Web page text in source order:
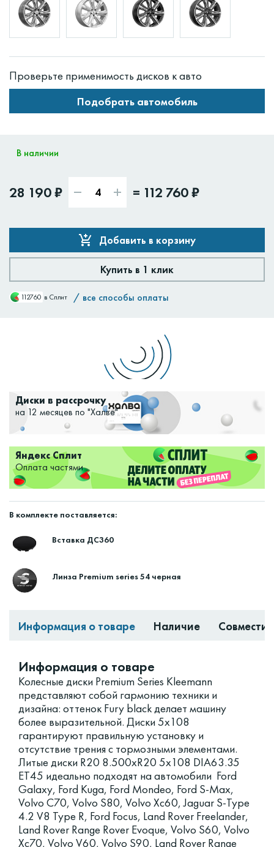
Проверьте применимость дисков к авто
Подобрать автомобиль
В наличии
28 190 ₽ = 112 760 ₽
Добавить в корзину
Купить в 1 клик
112760 в Сплит / все способы оплаты
Диски в рассрочку
на 12 месяцев по "Халве"
Яндекс Сплит
Оплата частями
В комплекте поставляется:
Вставка ДС360
Линза Premium series 54 черная
Информация о товаре Наличие
Информация о товаре
Колесные диски Premium Series Kleemann
представляют собой гармонию техники и
дизайна: оттенок Fury black делает машину
более выразительной. Диски 5x108
гарантируют правильную установку и
отсутствие трения с тормозными элементами.
Литые диски R20 8.500xR20 5x108 DIA63.35
ET45 идеально подходят на автомобили Ford
Galaxy, Ford Kuga, Ford Mondeo, Ford S-Max,
Volvo C70, Volvo S80, Volvo Xc60, Jaguar S-Type
4.2 V8 Type R, Ford Focus, Land Rover Freelander,
Land Rover Range Rover Evoque, Volvo S60, Volvo
Xc70, Volvo V60, Volvo S90, Land Rover Range